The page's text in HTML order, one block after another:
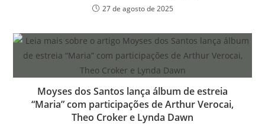
27 de agosto de 2025
Moyses dos Santos lança álbum de estreia
“Maria” com participações de Arthur Verocai,
Theo Croker e Lynda Dawn